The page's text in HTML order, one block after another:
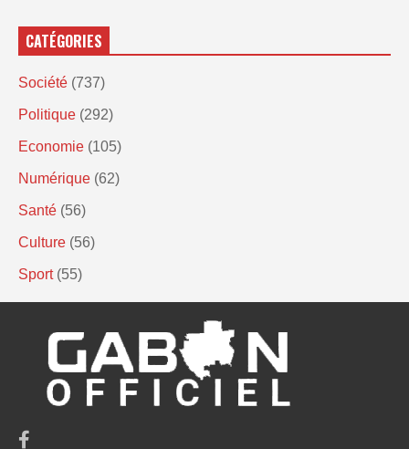
CATÉGORIES
Société (737)
Politique (292)
Economie (105)
Numérique (62)
Santé (56)
Culture (56)
Sport (55)